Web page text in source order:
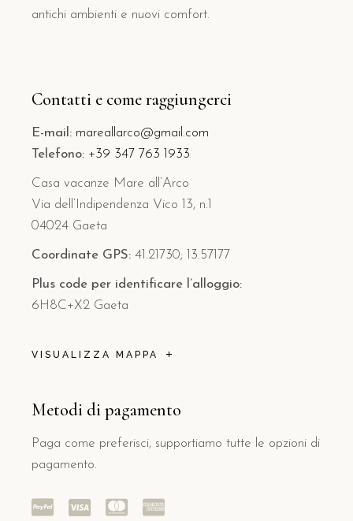
antichi ambienti e nuovi comfort.
Contatti e come raggiungerci
E-mail: mareallarco@gmail.com
Telefono: +39 347 763 1933
Casa vacanze Mare all’Arco
Via dell’Indipendenza Vico 13, n.1
04024 Gaeta
Coordinate GPS: 41.21730; 13.57177
Plus code per identificare l’alloggio:
6H8C+X2 Gaeta
VISUALIZZA MAPPA
Metodi di pagamento
Paga come preferisci, supportiamo tutte le opzioni di
pagamento.